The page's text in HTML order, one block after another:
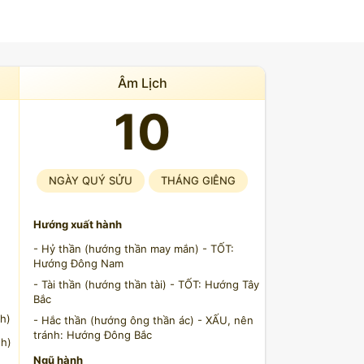
Âm Lịch
10
NGÀY QUÝ SỬU THÁNG GIÊNG
Hướng xuất hành
- Hỷ thần (hướng thần may mắn) - TỐT:
Hướng Đông Nam
- Tài thần (hướng thần tài) - TỐT: Hướng Tây
Bắc
- Hắc thần (hướng ông thần ác) - XẤU, nên
tránh: Hướng Đông Bắc
Ngũ hành